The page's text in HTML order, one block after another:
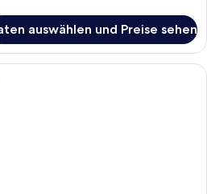
auswählen und Preise sehen
Ein Schlafraum mit Etagenbett,